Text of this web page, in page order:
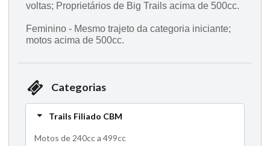
voltas; Proprietários de Big Trails acima de 500cc.
Feminino - Mesmo trajeto da categoria iniciante;
motos acima de 500cc.
Categorias
Trails Filiado CBM
Motos de 240cc a 499cc